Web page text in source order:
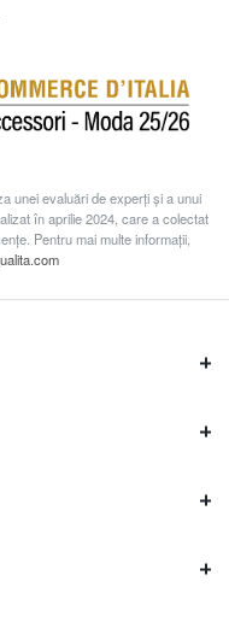
unei evaluări de experți și a unui
în aprilie 2024, care a colectat
Pentru mai multe informații,